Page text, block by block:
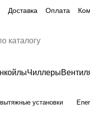
Доставка Оплата
Чиллеры
установки